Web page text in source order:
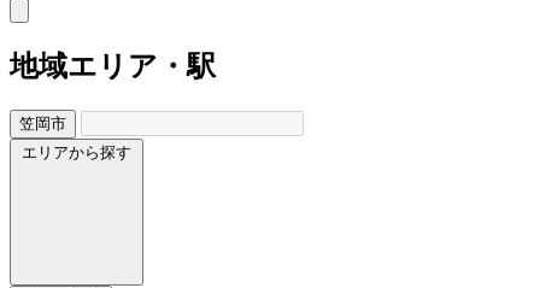
地域エリア・駅
笠岡市
エリアから探す